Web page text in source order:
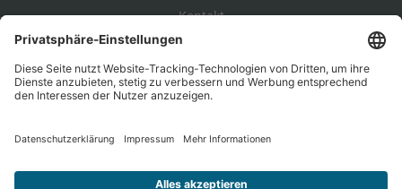
Kontakt
Datenschutz
Impressum
AGBs